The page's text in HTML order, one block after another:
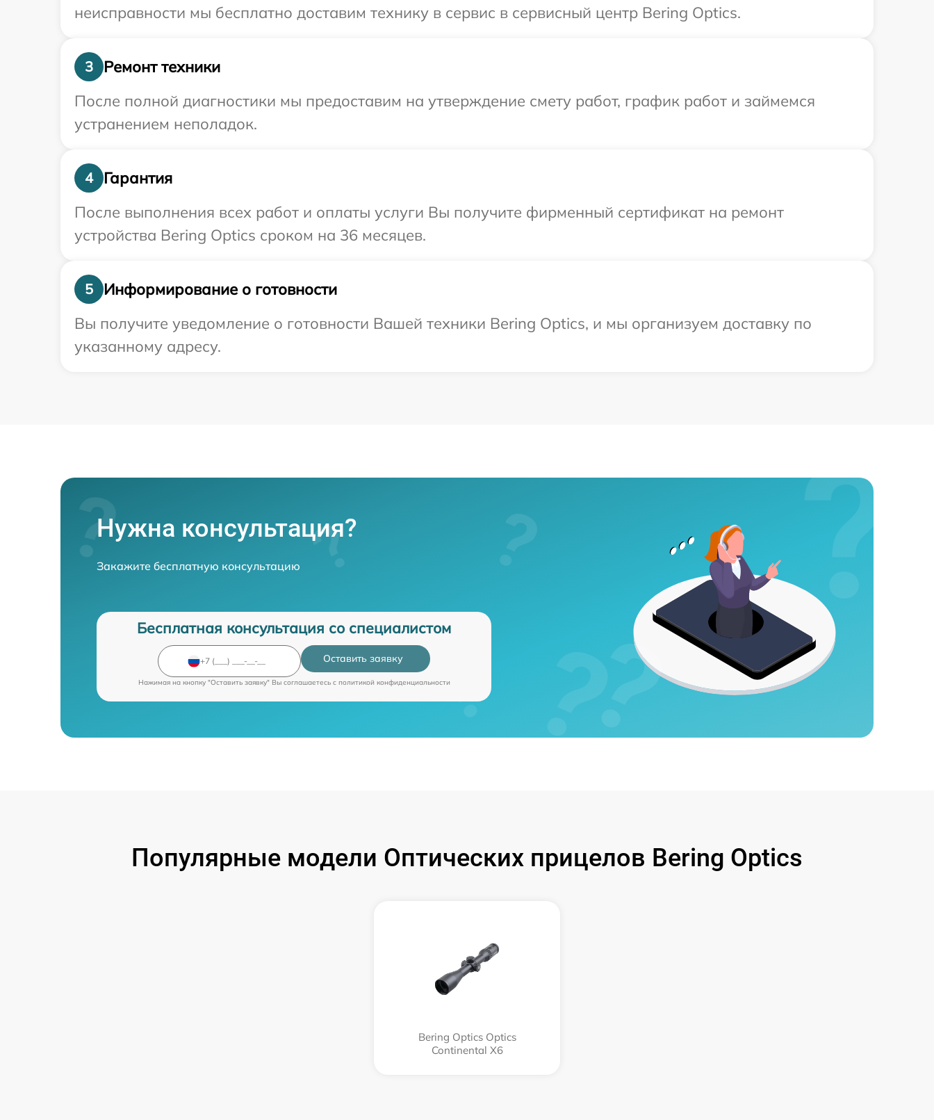
неисправности мы бесплатно доставим технику в сервис в сервисный центр Bering Optics.
3
Ремонт техники
После полной диагностики мы предоставим на утверждение смету работ, график работ и займемся
устранением неполадок.
4
Гарантия
После выполнения всех работ и оплаты услуги Вы получите фирменный сертификат на ремонт
устройства Bering Optics сроком на 36 месяцев.
5
Информирование о готовности
Вы получите уведомление о готовности Вашей техники Bering Optics, и мы организуем доставку по
указанному адресу.
Нужна консультация?
Закажите бесплатную консультацию
Бесплатная консультация со специалистом
Оставить заявку
Нажимая на кнопку "Оставить заявку" Вы соглашаетесь c политикой конфиденциальности
Популярные модели Оптических прицелов Bering Optics
Bering Optics Optics
Continental X6